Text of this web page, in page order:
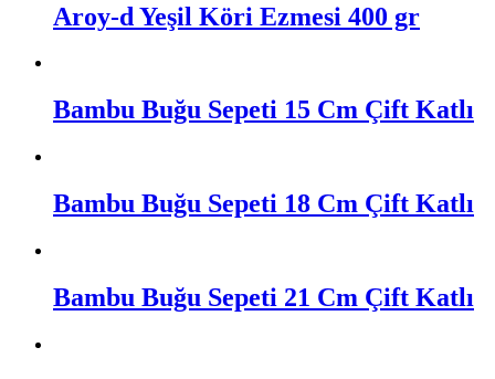
Aroy-d Yeşil Köri Ezmesi 400 gr
Bambu Buğu Sepeti 15 Cm Çift Katlı
Bambu Buğu Sepeti 18 Cm Çift Katlı
Bambu Buğu Sepeti 21 Cm Çift Katlı